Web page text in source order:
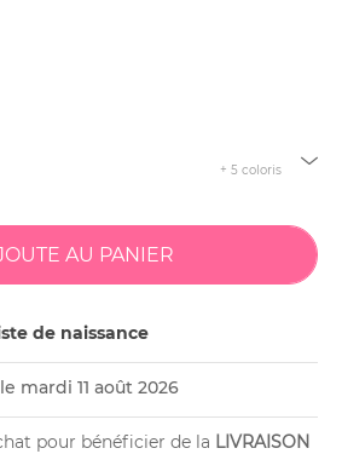
+ 5 coloris
de naissance
mardi 11 août 2026
pour bénéficier de la LIVRAISON